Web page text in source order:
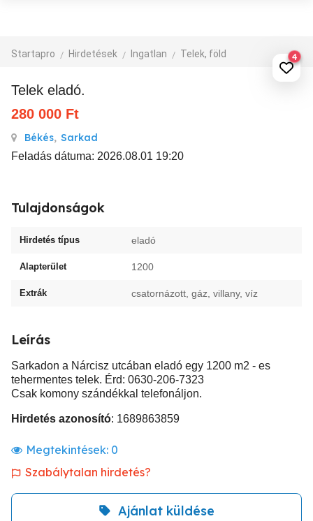
Startapro Hirdetések Ingatlan Telek, föld 4
Telek eladó.
280 000 Ft
Békés, Sarkad
Feladás dátuma: 2026.08.01 19:20
Tulajdonságok
Hirdetés típus eladó
Alapterület 1200
Extrák csatornázott, gáz, villany, víz
Leírás
Sarkadon a Nárcisz utcában eladó egy 1200 m2 - es
tehermentes telek. Érd: 0630-206-7323
Csak komony szándékkal telefonáljon.
Hirdetés azonosító: 1689863859
Megtekintések: 0
Szabálytalan hirdetés?
Ajánlat küldése